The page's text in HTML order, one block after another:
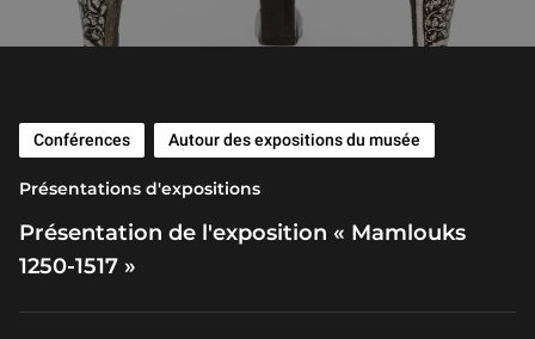
Présentation de l'exposition « Mamlouks
1250-1517 »
Conférences Autour des expositions du musée
Présentations d'expositions